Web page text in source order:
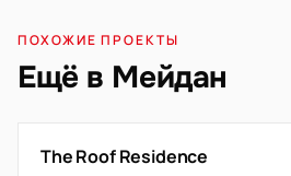
ПОХОЖИЕ ПРОЕКТЫ
Ещё в Мейдан
The Roof Residence